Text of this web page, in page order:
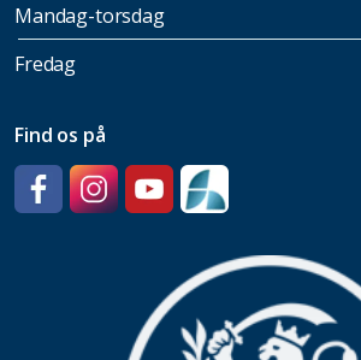
Mandag-torsdag
Fredag
Find os på